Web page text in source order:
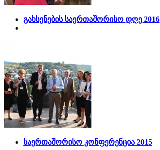
გახსენების საერთაშორისო დღე 2016
საერთაშორისო კონფერენცია 2015